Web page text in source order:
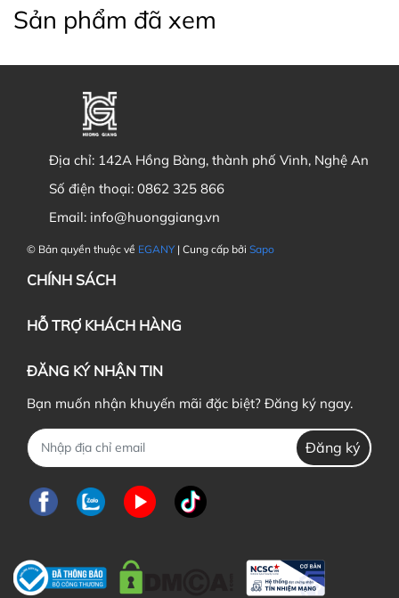
Sản phẩm đã xem
Địa chỉ: 142A Hồng Bàng, thành phố Vinh, Nghệ An
Số điện thoại: 0862 325 866
Email: info@huonggiang.vn
© Bản quyền thuộc về EGANY | Cung cấp bởi Sapo
CHÍNH SÁCH
HỖ TRỢ KHÁCH HÀNG
ĐĂNG KÝ NHẬN TIN
Bạn muốn nhận khuyến mãi đặc biệt? Đăng ký ngay.
Đăng ký